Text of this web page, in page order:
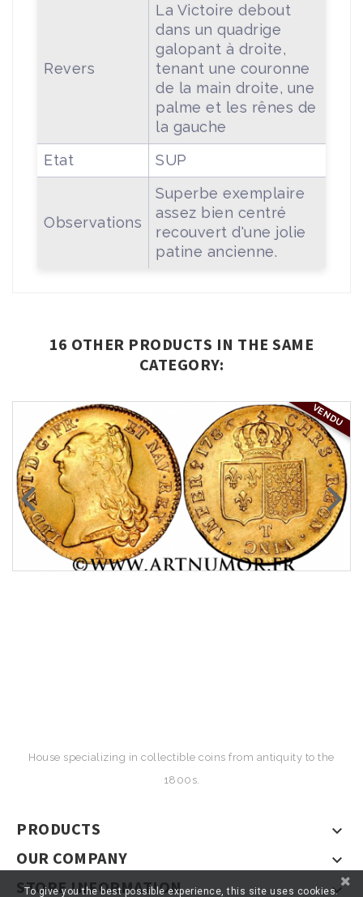
Revers
La Victoire debout
dans un quadrige
galopant à droite,
tenant une couronne
de la main droite, une
palme et les rênes de
la gauche
Etat
SUP
Observations
Superbe exemplaire
assez bien centré
recouvert d'une jolie
patine ancienne.
16 OTHER PRODUCTS IN THE SAME
CATEGORY:
VENDU
House specializing in collectible coins from antiquity to the
1800s.
PRODUCTS 
OUR COMPANY 
STORE INFORMATION 
To give you the best possible experience, this site uses cookies.